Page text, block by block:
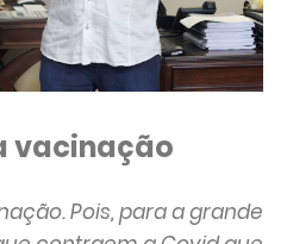
vacinação
Pois, para a grande